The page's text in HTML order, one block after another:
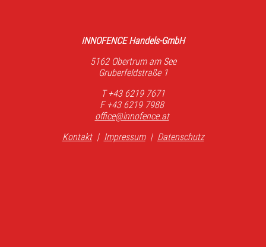
INNOFENCE Handels-GmbH
5162 Obertrum am See
Gruberfeldstraße 1
T +43 6219 7671
F +43 6219 7988
office@innofence.at
Kontakt | Impressum | Datenschutz